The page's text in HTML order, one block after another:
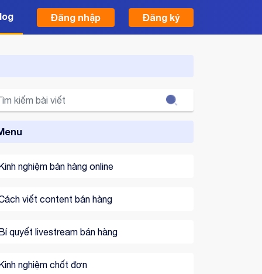
Đăng nhập Đăng ký
Search
nghiệm bán hàng online
viết content bán hàng
quyết livestream bán hàng
nghiệm chốt đơn